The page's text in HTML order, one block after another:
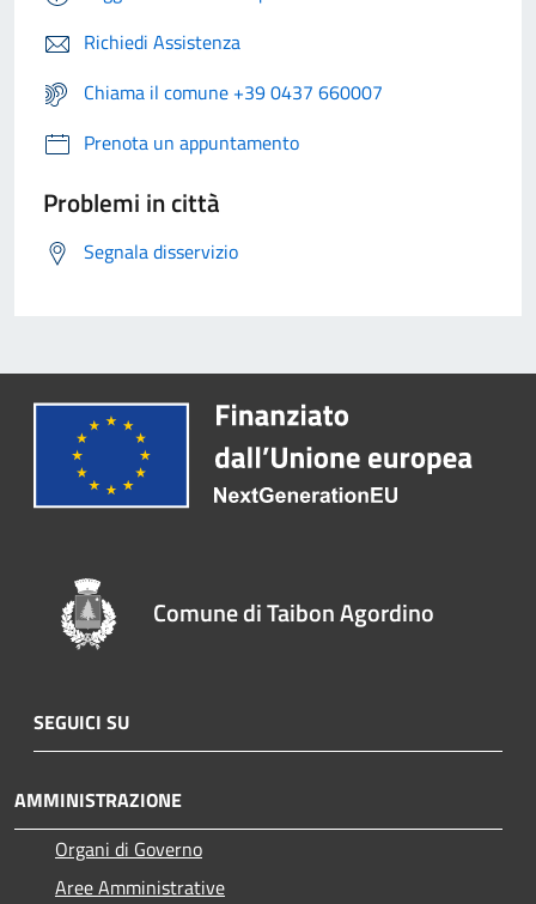
Richiedi Assistenza
Chiama il comune +39 0437 660007
Prenota un appuntamento
Problemi in città
Segnala disservizio
Comune di Taibon Agordino
SEGUICI SU
AMMINISTRAZIONE
Organi di Governo
Aree Amministrative